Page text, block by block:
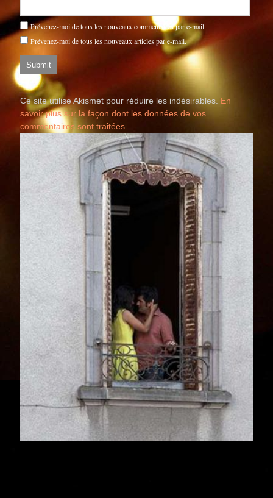
Prévenez-moi de tous les nouveaux commentaires par e-mail.
Prévenez-moi de tous les nouveaux articles par e-mail.
Ce site utilise Akismet pour réduire les indésirables. En
savoir plus sur la façon dont les données de vos
commentaires sont traitées